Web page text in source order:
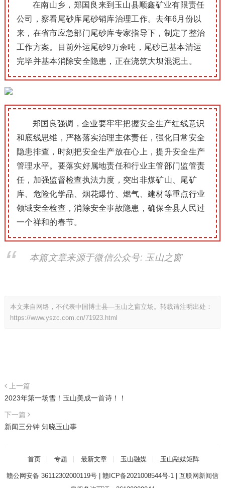
在南山乡，郑国良来到玉山县顺鑫矿业有限责任
公司，察看尾砂库尾砂销库治理工作。去年6月份以
来，在省市应急部门尾砂库专家指导下，制定了整治
工作方案。目前外运尾砂9万余吨，尾砂已基本清运
完毕并基本消除安全隐患，正在浇筑大坝混泥土。
郑国良强调，企业要牢牢把握安全生产红线意识
和底线思维，严格落实治理主体责任，强化日常安全
隐患排查，时刻把安全生产放在心上，提升安全生产
管理水平。要落实好属地责任和行业主管部门监管责
任，加强监督检查执法力度，突出非煤矿山、尾矿
库、危险化学品、烟花爆竹、燃气、建材等重点行业
领域安全检查，消除安全事故隐患，确保全县人民过
一个祥和的春节。
本篇文章来源于微信公众号: 玉山之窗
本文来自网络，不代表中国博士县—玉山之窗立场。转载请注明出处：
https://www.yszc.com.cn/71923.html
上一篇
2023年第一场雪！玉山美成一首诗！！
下一篇
新闻三分钟 知晓玉山事
首页 专题 最新文章 玉山融媒 玉山融媒矩阵
赣公网安备 36112302000119号| 赣ICP备2021008544号-1| 互联网新闻信